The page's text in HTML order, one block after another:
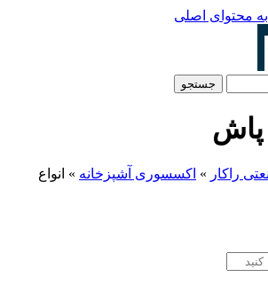
محتوای اصلی
جستجو
پاش
راکار » اکسسوری آشپزخانه » انواع